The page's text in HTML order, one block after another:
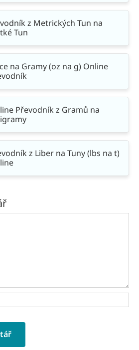
z Metrických Tun na
Tun
na Gramy (oz na g) Online
Převodník z Gramů na
z Liber na Tuny (lbs na t)